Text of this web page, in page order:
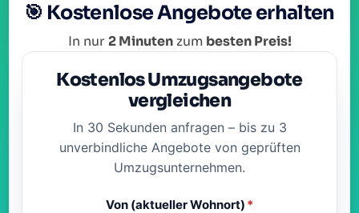
🎯 Kostenlose Angebote erhalten
In nur2 Minutenzum besten Preis!
Kostenlos Umzugsangebote
vergleichen
In 30 Sekunden anfragen – bis zu 3
unverbindliche Angebote von geprüften
Umzugsunternehmen.
Von (aktueller Wohnort) *